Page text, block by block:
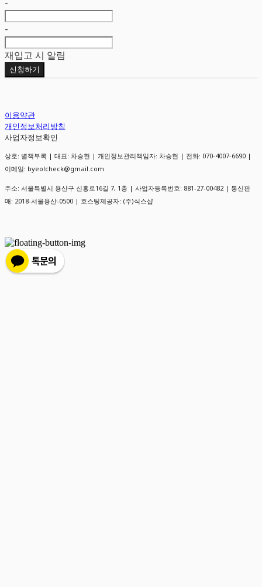
-
재입고 시 알림
신청하기
이용약관
개인정보처리방침
사업자정보확인
상호: 별책부록 | 대표: 차승현 | 개인정보관리책임자: 차승현 | 전화: 070-4007-6690 |
이메일: byeolcheck@gmail.com
주소: 서울특별시 용산구 신흥로16길 7, 1층 | 사업자등록번호: 881-27-00482 | 통신판
매: 2018-서울용산-0500 | 호스팅제공자: (주)식스샵